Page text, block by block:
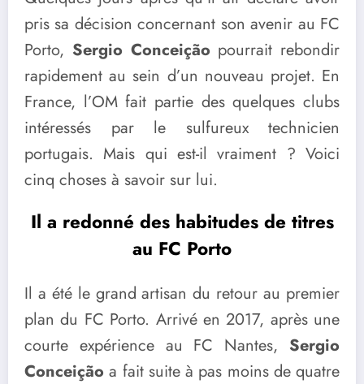
pris sa décision concernant son avenir au FC
Porto, Sergio Conceição pourrait rebondir
rapidement au sein d’un nouveau projet. En
France, l’OM fait partie des quelques clubs
intéressés par le sulfureux technicien
portugais. Mais qui est-il vraiment ? Voici
cinq choses à savoir sur lui.
Il a redonné des habitudes de titres
au FC Porto
Il a été le grand artisan du retour au premier
plan du FC Porto. Arrivé en 2017, après une
courte expérience au FC Nantes, Sergio
Conceição a fait suite à pas moins de quatre